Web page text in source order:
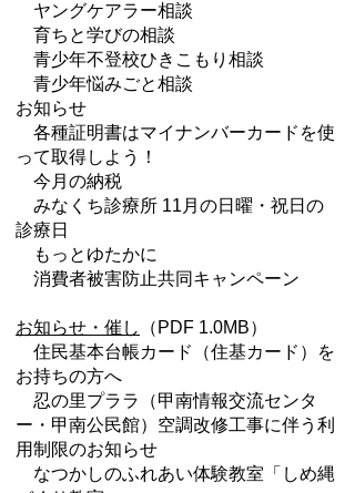
ヤングケアラー相談
育ちと学びの相談
青少年不登校ひきこもり相談
青少年悩みごと相談
お知らせ
各種証明書はマイナンバーカードを使
って取得しよう！
今月の納税
みなくち診療所 11月の日曜・祝日の
診療日
もっとゆたかに
消費者被害防止共同キャンペーン
お知らせ・催し
（PDF 1.0MB）
住民基本台帳カード（住基カード）を
お持ちの方へ
忍の里プララ（甲南情報交流センタ
ー・甲南公民館）空調改修工事に伴う利
用制限のお知らせ
なつかしのふれあい体験教室「しめ縄